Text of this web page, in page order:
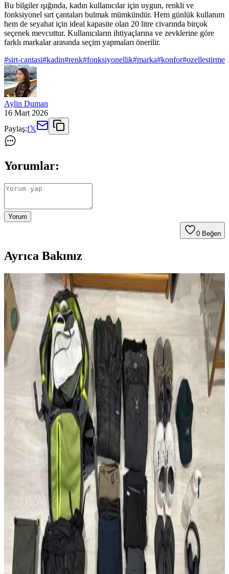
Bu bilgiler ışığında, kadın kullanıcılar için uygun, renkli ve
fonksiyonel sırt çantaları bulmak mümkündür. Hem günlük kullanım
hem de seyahat için ideal kapasite olan 20 litre civarında birçok
seçenek mevcuttur. Kullanıcıların ihtiyaçlarına ve zevklerine göre
farklı markalar arasında seçim yapmaları önerilir.
#sirt-cantasi#kadin#renk#fonksiyonellik#marka#konfor#ozellestirme
Aylin Duman
16 Mart 2026
Paylaş:f𝕏
Yorumlar:
Yorum
0 Beğen
Ayrıca Bakınız
Modifiye Edilmiş Vintage REI Sırt Çantası: Hafiflik
ve Fonksiyonellik Üzerine Teknik İnceleme
Vintage REI sırt çantasının modifikasyonları, hafiflik ve
fonksiyonelliği artırarak günlük kullanım ve seyahat için optimize
edilmiştir. Teknik müdahaleler ergonomi ve dayanıklılığı
güçlendirmektedir.
Çoklu Sırt Çantası Koleksiyonu ve Onebag Seyahat
Konseptinde Kullanım İncelemesi
Çeşitli sırt çantalarının kullanım alanları, özellikleri ve onebag
seyahat konseptindeki rolleri incelenerek, ideal çanta seçimi ve
fonksiyonellik dengesi üzerine kapsamlı bilgiler sunulmaktadır.
Fjällräven Kånken 16L ile 15 Günlük Yaz
Seyahatinde Hafif ve Verimli Paketleme
Fjällräven Kånken 16L sırt çantasıyla 15 günlük yaz seyahati için
hafif ve düzenli paketleme yöntemleri, ergonomik özellikler ve
seyahat deneyimleri detaylandırılıyor.
22.5L ve Kişisel Eşya ile Seyahat veya Tek 30L Sırt
Çantası Tercihi: Hava Yolu Kısıtlamaları ve Konfor
Seyahatlerde 22.5L sırt çantası ve kişisel eşya kombinasyonu ile tek
28-30L sırt çantası arasındaki avantajlar, hava yolu kısıtlamaları ve
taşıma konforu açısından karşılaştırılıyor.